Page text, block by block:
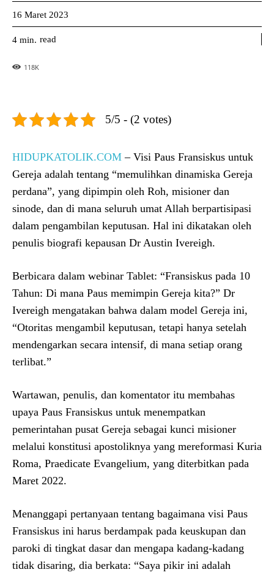
16 Maret 2023
4 min. read
118K
5/5 - (2 votes)
HIDUPKATOLIK.COM – Visi Paus Fransiskus untuk
Gereja adalah tentang “memulihkan dinamiska Gereja
perdana”, yang dipimpin oleh Roh, misioner dan
sinode, dan di mana seluruh umat Allah berpartisipasi
dalam pengambilan keputusan. Hal ini dikatakan oleh
penulis biografi kepausan Dr Austin Ivereigh.
Berbicara dalam webinar Tablet: “Fransiskus pada 10
Tahun: Di mana Paus memimpin Gereja kita?” Dr
Ivereigh mengatakan bahwa dalam model Gereja ini,
“Otoritas mengambil keputusan, tetapi hanya setelah
mendengarkan secara intensif, di mana setiap orang
terlibat.”
Wartawan, penulis, dan komentator itu membahas
upaya Paus Fransiskus untuk menempatkan
pemerintahan pusat Gereja sebagai kunci misioner
melalui konstitusi apostoliknya yang mereformasi Kuria
Roma, Praedicate Evangelium, yang diterbitkan pada
Maret 2022.
Menanggapi pertanyaan tentang bagaimana visi Paus
Fransiskus ini harus berdampak pada keuskupan dan
paroki di tingkat dasar dan mengapa kadang-kadang
tidak disaring, dia berkata: “Saya pikir ini adalah